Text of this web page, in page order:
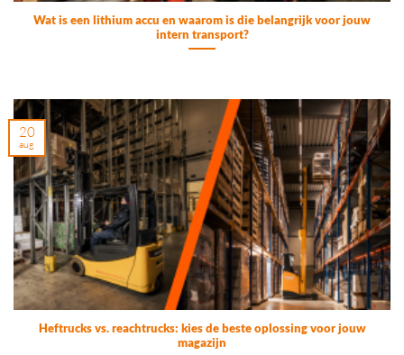
Wat is een lithium accu en waarom is die belangrijk voor jouw
intern transport?
Heftrucks vs. reachtrucks: kies de beste oplossing voor jouw
magazijn
20
aug